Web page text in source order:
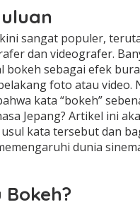
kini sangat populer,
dan videografer.
bokeh sebagai efek
foto atau video.
kata “bokeh”
Jepang? Artikel ini
kata tersebut dan
dunia